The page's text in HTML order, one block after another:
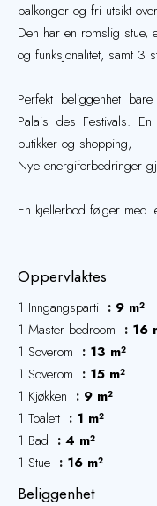
balkonger og fri utsikt
Den har en romslig stue,
og funksjonalitet, samt 3
Perfekt beliggenhet
Palais des Festivals.
butikker og shopping,
Nye energiforbedringer
En kjellerbod følger med
Oppervlaktes
1 Inngangsparti
9 m²
1 Master bedroom
16
1 Soverom
13 m²
1 Soverom
15 m²
1 Kjøkken
9 m²
1 Toalett
1 m²
1 Bad
4 m²
1 Stue
16 m²
Beliggenhet